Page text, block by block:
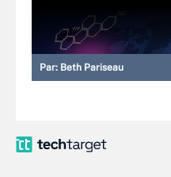
Par: Beth Pariseau